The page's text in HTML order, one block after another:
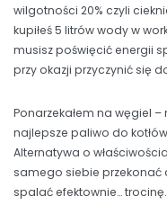
wilgotności 20% czyli
kupiłeś 5 litrów wody w
musisz poświęcić energii
przy okazji przyczynić się
Ponarzekałem na węgiel
najlepsze paliwo do
Alternatywa o
samego siebie przekonać
spalać efektownie… trocinę.